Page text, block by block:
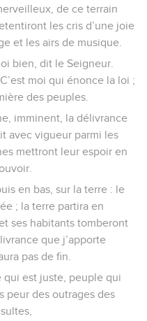
de ce terrain
les cris d’une joie
et les airs de musique.
bien, dit le Seigneur.
moi qui énonce la loi ;
des peuples.
imminent, la délivrance
avec vigueur parmi les
mettront leur espoir en
en bas, sur la terre : le
; la terre partira en
ses habitants tomberont
que j’apporte
pas de fin.
qui est juste, peuple qui
peur des outrages des